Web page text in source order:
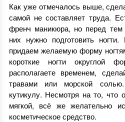
Как уже отмечалось выше,
самой не составляет труда.
френч маникюра, но перед
них нужно подготовить
придаем желаемую форму
короткие ногти округлой
располагаете временем,
травами или морской
кутикулу. Несмотря на то, что
мягкой, всё же желательно
косметическое средство.